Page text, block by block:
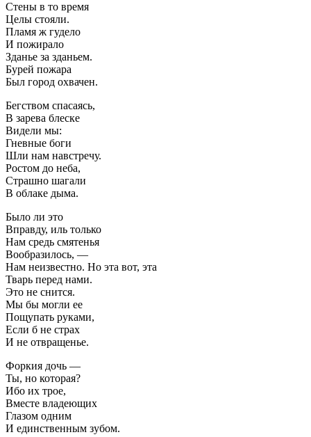
Стены в то время
Целы стояли.
Пламя ж гудело
И пожирало
Зданье за зданьем.
Бурей пожара
Был город охвачен.
Бегством спасаясь,
В зарева блеске
Видели мы:
Гневные боги
Шли нам навстречу.
Ростом до неба,
Страшно шагали
В облаке дыма.
Было ли это
Вправду, иль только
Нам средь смятенья
Вообразилось, —
Нам неизвестно. Но эта вот, эта
Тварь перед нами.
Это не снится.
Мы бы могли ее
Пощупать руками,
Если б не страх
И не отвращенье.
Форкия дочь —
Ты, но которая?
Ибо их трое,
Вместе владеющих
Глазом одним
И единственным зубом.